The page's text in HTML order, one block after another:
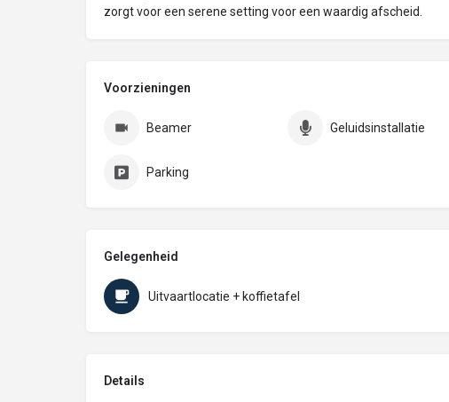
zorgt voor een serene setting voor een waardig afscheid.
Voorzieningen
Beamer Geluidsinstallatie
Parking
Gelegenheid
Uitvaartlocatie + koffietafel
Details